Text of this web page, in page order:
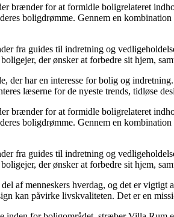
brænder for at formidle boligrelateret
boligdrømme. Gennem en
fra guides til indretning og
der ønsker at forbedre sit hjem,
der har en interesse for bolig og
læserne for de nyeste trends, tidløse
brænder for at formidle boligrelateret
boligdrømme. Gennem en
fra guides til indretning og
der ønsker at forbedre sit hjem,
af menneskers hverdag, og det er
kan påvirke livskvaliteten. Det er en